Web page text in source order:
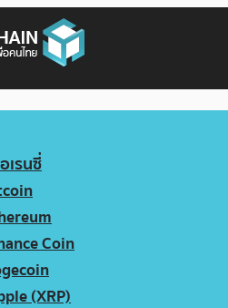
เรนซี่
Coin
(XRP)